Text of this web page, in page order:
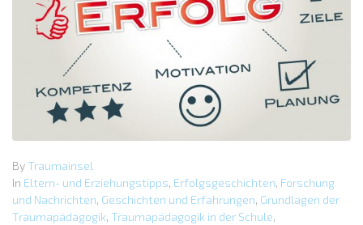
By Traumainsel
In Eltern- und Erziehungstipps, Erfolgsgeschichten, Forschung
und Nachrichten, Geschichten und Erfahrungen, Grundlagen der
Traumapädagogik, Traumapädagogik in der Schule,